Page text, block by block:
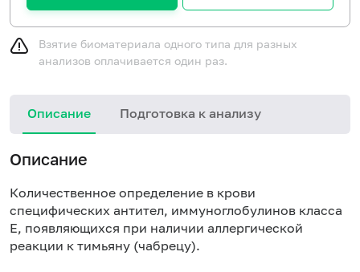
Взятие биоматериала одного типа для разных
анализов оплачивается один раз.
Описание Подготовка к анализу
Описание
Количественное определение в крови
специфических антител, иммуноглобулинов класса
E, появляющихся при наличии аллергической
реакции к тимьяну (чабрецу).